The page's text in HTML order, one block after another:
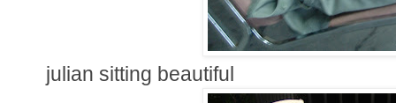
julian sitting beautiful